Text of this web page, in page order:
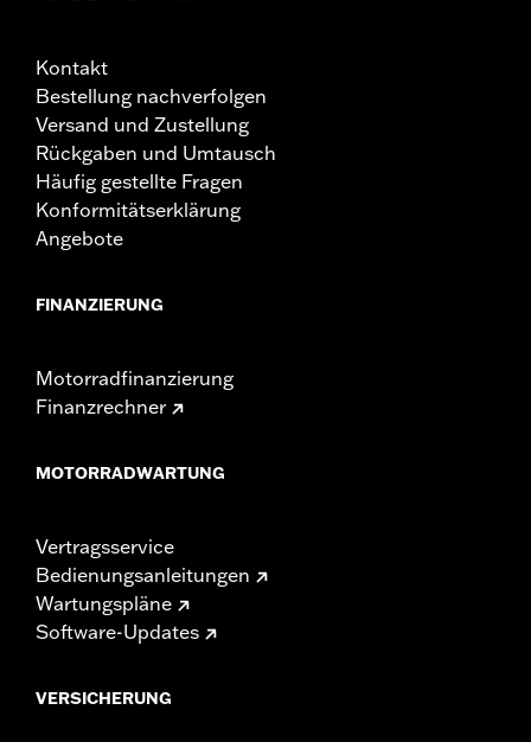
Kontakt
Bestellung nachverfolgen
Versand und Zustellung
Rückgaben und Umtausch
Häufig gestellte Fragen
Konformitätserklärung
Angebote
FINANZIERUNG
Motorradfinanzierung
Finanzrechner
MOTORRADWARTUNG
Vertragsservice
Bedienungsanleitungen
Wartungspläne
Software-Updates
VERSICHERUNG